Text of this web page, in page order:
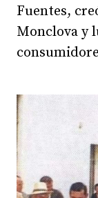
Fuentes,
Monclova y